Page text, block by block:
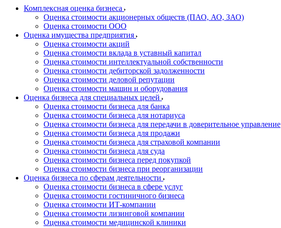
Комплексная оценка бизнеса
Оценка стоимости акционерных обществ (ПАО, АО, ЗАО)
Оценка стоимости ООО
Оценка имущества предприятия
Оценка стоимости акций
Оценка стоимости вклада в уставный капитал
Оценка стоимости интеллектуальной собственности
Оценка стоимости дебиторской задолженности
Оценка стоимости деловой репутации
Оценка стоимости машин и оборудования
Оценка бизнеса для специальных целей
Оценка стоимости бизнеса для банка
Оценка стоимости бизнеса для нотариуса
Оценка стоимости бизнеса для передачи в доверительное управление
Оценка стоимости бизнеса для продажи
Оценка стоимости бизнеса для страховой компании
Оценка стоимости бизнеса для суда
Оценка стоимости бизнеса перед покупкой
Оценка стоимости бизнеса при реорганизации
Оценка бизнеса по сферам деятельности
Оценка стоимости бизнеса в сфере услуг
Оценка стоимости гостиничного бизнеса
Оценка стоимости ИТ-компании
Оценка стоимости лизинговой компании
Оценка стоимости медицинской клиники